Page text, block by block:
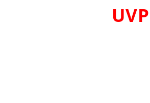
UVP